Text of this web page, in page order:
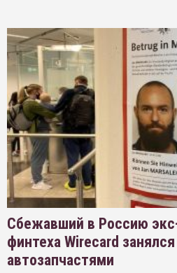
Сбежавший в Россию
финтеха Wirecard
автозапчастями